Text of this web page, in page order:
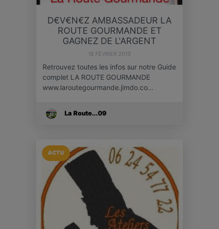
D€V€N€Z AMBASSADEUR LA
ROUTE GOURMANDE ET
GAGNEZ DE L'ARGENT
18 FÉVRIER 2015
Retrouvez toutes les infos sur notre Guide
complet LA ROUTE GOURMANDE
www.laroutegourmande.jimdo.co…
La Route...09
ACTU